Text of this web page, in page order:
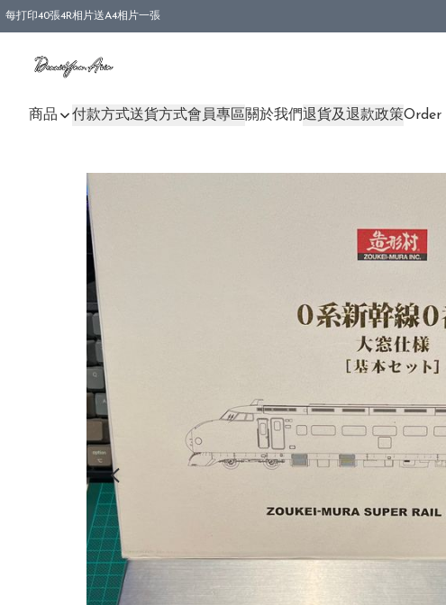
每打印40張4R相片送A4相片一張
商品 付款方式送貨方式會員專區關於我們退貨及退款政策Order